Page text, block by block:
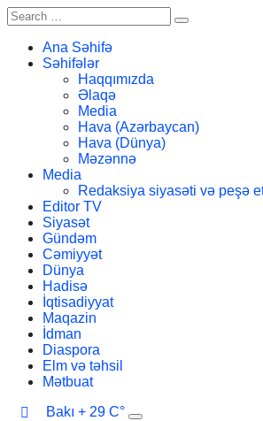
Ana Səhifə
Səhifələr
Haqqımızda
Əlaqə
Media
Hava (Azərbaycan)
Hava (Dünya)
Məzənnə
Media
Redaksiya siyasəti və peşə
Editor TV
Siyasət
Gündəm
Cəmiyyət
Dünya
Hadisə
İqtisadiyyat
Maqazin
İdman
Diaspora
Elm və təhsil
Mətbuat
Bakı + 29 C°